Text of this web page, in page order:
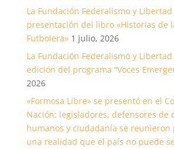
La Fundación Federalismo y
presentación del libro «Historias de
Futbolera» 1 julio, 2026
La Fundación Federalismo y Libertad
edición del programa “Voces
2026
«Formosa Libre» se presentó en el
Nación: legisladores, defensores de
humanos y ciudadanía se
una realidad que el país no puede